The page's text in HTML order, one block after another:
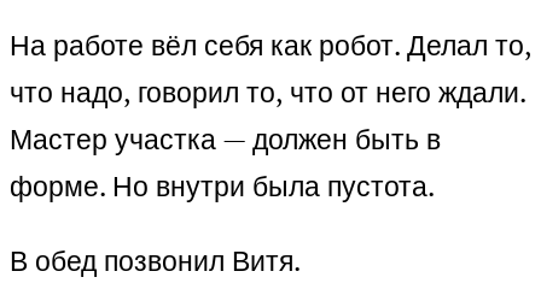
На работе вёл себя как робот. Делал то,
что надо, говорил то, что от него ждали.
Мастер участка — должен быть в
форме. Но внутри была пустота.
В обед позвонил Витя.